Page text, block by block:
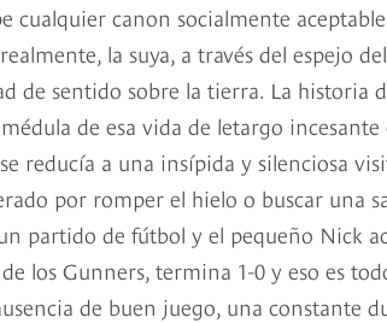
cualquier canon socialmente
la suya, a través del espejo
de sentido sobre la tierra. La historia
de esa vida de letargo
reducía a una insípida y silenciosa
por romper el hielo o buscar una
partido de fútbol y el pequeño Nick
los Gunners, termina 1-0 y eso es
de buen juego, una constante